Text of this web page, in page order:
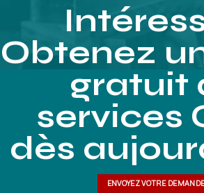
Obtenez
gratuit
services
dès
ENVOYEZ VOTRE